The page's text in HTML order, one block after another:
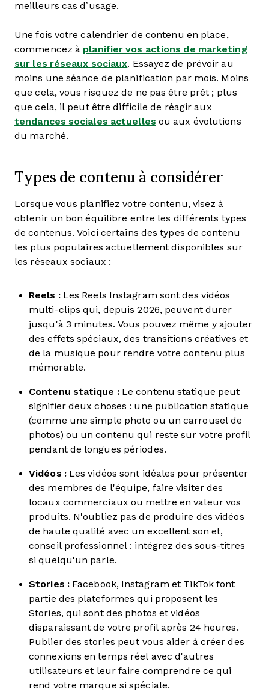
meilleurs cas d’usage.
Une fois votre calendrier de contenu en place,
commencez à planifier vos actions de marketing
sur les réseaux sociaux. Essayez de prévoir au
moins une séance de planification par mois. Moins
que cela, vous risquez de ne pas être prêt ; plus
que cela, il peut être difficile de réagir aux
tendances sociales actuelles ou aux évolutions
du marché.
Types de contenu à considérer
Lorsque vous planifiez votre contenu, visez à
obtenir un bon équilibre entre les différents types
de contenus. Voici certains des types de contenu
les plus populaires actuellement disponibles sur
les réseaux sociaux :
Reels : Les Reels Instagram sont des vidéos
multi-clips qui, depuis 2026, peuvent durer
jusqu'à 3 minutes. Vous pouvez même y ajouter
des effets spéciaux, des transitions créatives et
de la musique pour rendre votre contenu plus
mémorable.
Contenu statique :Le contenu statique peut
signifier deux choses : une publication statique
(comme une simple photo ou un carrousel de
photos) ou un contenu qui reste sur votre profil
pendant de longues périodes.
Vidéos :Les vidéos sont idéales pour présenter
des membres de l'équipe, faire visiter des
locaux commerciaux ou mettre en valeur vos
produits. N'oubliez pas de produire des vidéos
de haute qualité avec un excellent son et,
conseil professionnel : intégrez des sous-titres
si quelqu'un parle.
Stories : Facebook, Instagram et TikTok font
partie des plateformes qui proposent les
Stories, qui sont des photos et vidéos
disparaissant de votre profil après 24 heures.
Publier des stories peut vous aider à créer des
connexions en temps réel avec d'autres
utilisateurs et leur faire comprendre ce qui
rend votre marque si spéciale.